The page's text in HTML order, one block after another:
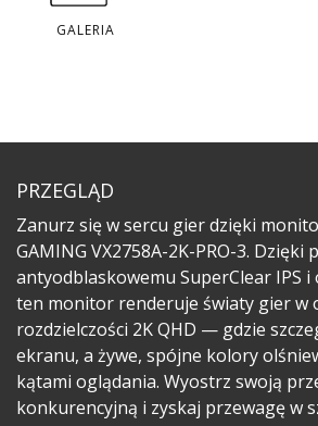
GALERIA
PRZEGLĄD
Zanurz się w sercu gier dzięki
GAMING VX2758A-2K-PRO-3. Dzięki
antyodblaskowemu SuperClear IPS i
ten monitor renderuje światy gier w
rozdzielczości 2K QHD — gdzie
ekranu, a żywe, spójne kolory
kątami oglądania. Wyostrz swoją
konkurencyjną i zyskaj przewagę w